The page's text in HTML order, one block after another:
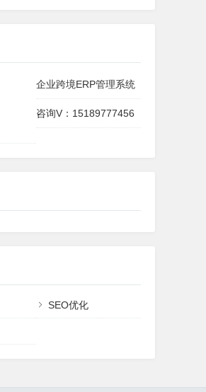
企业跨境ERP管理系统
咨询V：15189777456
SEO优化